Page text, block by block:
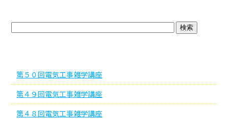
第５０回電気工事雑学講座
第４９回電気工事雑学講座
第４８回電気工事雑学講座